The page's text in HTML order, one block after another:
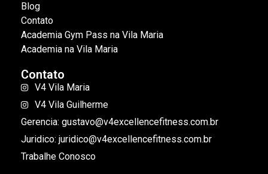
Blog
Contato
Academia Gym Pass na Vila Maria
Academia na Vila Maria
Contato
V4 Vila Maria
V4 Vila Guilherme
Gerencia: gustavo@v4excellencefitness.com.br
Juridico: juridico@v4excellencefitness.com.br
Trabalhe Conosco